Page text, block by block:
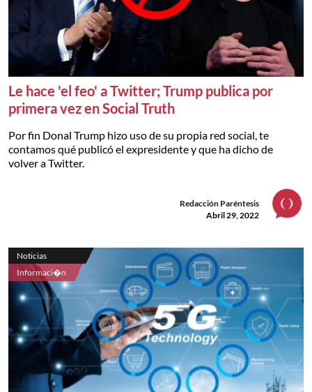
Le hace 'el feo' a Twitter; Trump publica por
primera vez en Social Truth
Por fin Donal Trump hizo uso de su propia red social, te
contamos qué publicó el expresidente y que ha dicho de
volver a Twitter.
Redacción Paréntesis
Abril 29, 2022
Noticias
Informaci�n